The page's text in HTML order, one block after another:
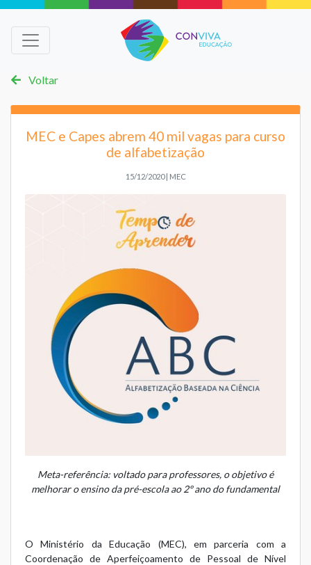
Voltar
MEC e Capes abrem 40 mil vagas para curso
de alfabetização
15/12/2020 | MEC
Meta-referência: voltado para professores, o objetivo é
melhorar o ensino da pré-escola ao 2º ano do fundamental
O Ministério da Educação (MEC), em parceria com a
Coordenação de Aperfeiçoamento de Pessoal de Nível